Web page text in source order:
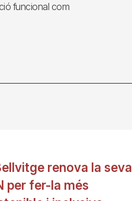
funcional com
renova la seva
per fer-la més